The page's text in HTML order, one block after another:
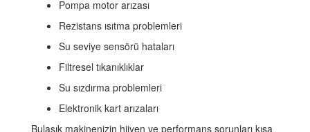
Pompa motor arızası
Rezistans ısıtma problemleri
Su seviye sensörü hataları
Filtresel tıkanıklıklar
Su sızdırma problemleri
Elektronik kart arızaları
Bulaşık makinenizin hijyen ve performans sorunları kısa